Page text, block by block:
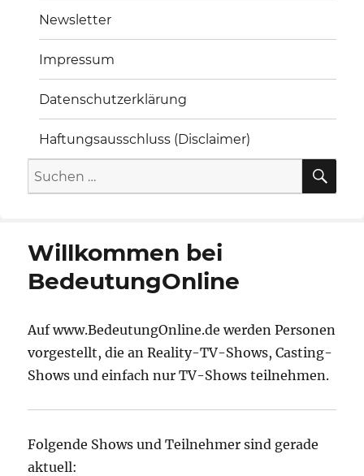
Newsletter
Impressum
Datenschutzerklärung
Haftungsausschluss (Disclaimer)
Suche
nach:
Willkommen bei
BedeutungOnline
Auf www.BedeutungOnline.de werden Personen
vorgestellt, die an Reality-TV-Shows, Casting-
Shows und einfach nur TV-Shows teilnehmen.
Folgende Shows und Teilnehmer sind gerade
aktuell: